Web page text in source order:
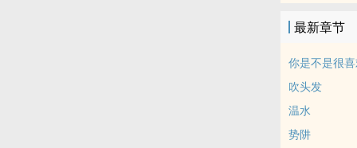
蝴蝶翅膀轻
在她的巴掌
美、没有定
一个无比华
的爱 可以唤
力，男女好
最新章节
你是不是很
吹头发
温水
势阱